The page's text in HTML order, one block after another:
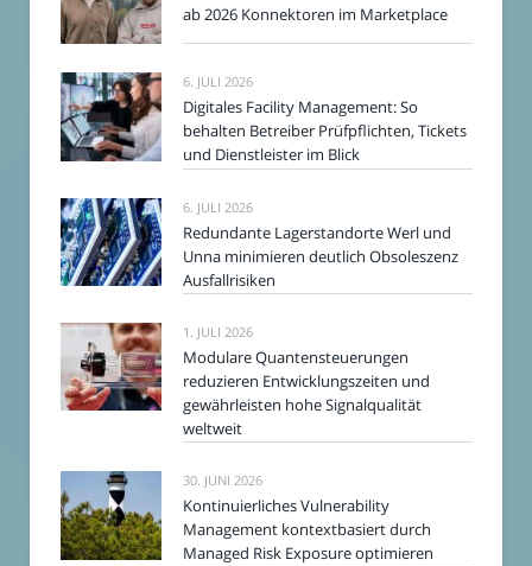
ab 2026 Konnektoren im Marketplace
6. JULI 2026
Digitales Facility Management: So
behalten Betreiber Prüfpflichten, Tickets
und Dienstleister im Blick
6. JULI 2026
Redundante Lagerstandorte Werl und
Unna minimieren deutlich Obsoleszenz
Ausfallrisiken
1. JULI 2026
Modulare Quantensteuerungen
reduzieren Entwicklungszeiten und
gewährleisten hohe Signalqualität
weltweit
30. JUNI 2026
Kontinuierliches Vulnerability
Management kontextbasiert durch
Managed Risk Exposure optimieren